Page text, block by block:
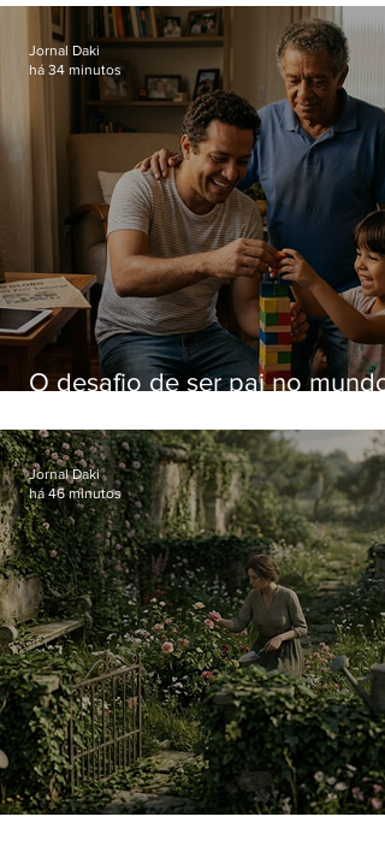
O desafio de ser pai no mundo
Jornal Daki
há 34 minutos
Jornal Daki
há 46 minutos